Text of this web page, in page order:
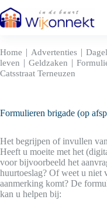
naar
de
Home | Advertenties |
leven | Geldzaken |
Catsstraat Terneuzen
Formulieren brigade (op
Het begrijpen of invullen
Heeft u moeite met het
voor bijvoorbeeld het
huurtoeslag? Of weet u
aanmerking komt? De
kan u helpen bij: